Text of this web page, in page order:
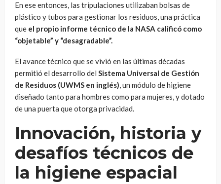
En ese entonces, las tripulaciones utilizaban bolsas de
plástico y tubos para gestionar los residuos, una práctica
que el propio informe técnico de la NASA calificó como
“objetable” y “desagradable”.
El avance técnico que se vivió en las últimas décadas
permitió el desarrollo del Sistema Universal de Gestión
de Residuos (UWMS en inglés), un módulo de higiene
diseñado tanto para hombres como para mujeres, y dotado
de una puerta que otorga privacidad.
Innovación, historia y
desafíos técnicos de
la higiene espacial